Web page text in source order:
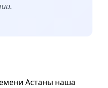
Астаны наша